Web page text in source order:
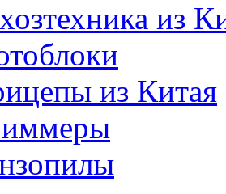
из
из Китая